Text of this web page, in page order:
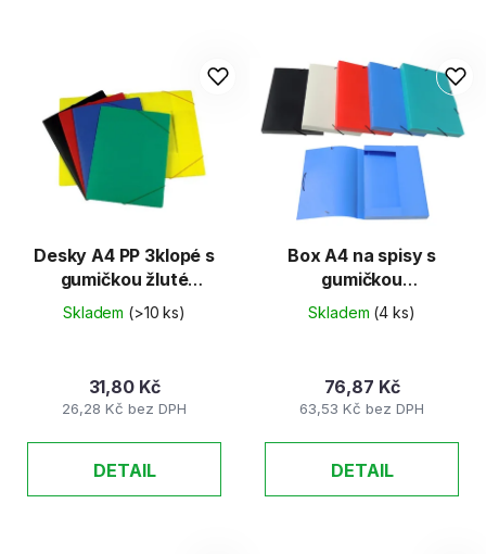
Desky A4 PP 3klopé s
gumičkou žluté
neprůhledné
Skladem (>10 ks)
26,28 Kč bez DPH
31,80 Kč
DETAIL
Box A4 na spisy s
gumičkou
5330/PP/CLASSIC...
Skladem (4 ks)
63,53 Kč bez DPH
76,87 Kč
DETAIL